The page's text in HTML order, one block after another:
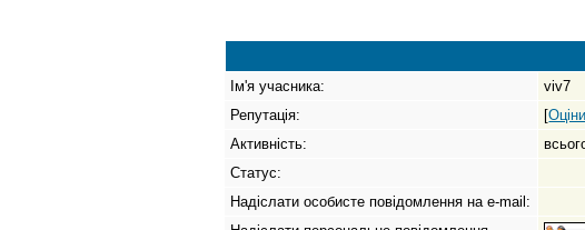
Ім'я учасника:
viv7
Репутація:
[
Активність:
Статус:
Надіслати особисте повідомлення на e-mail: